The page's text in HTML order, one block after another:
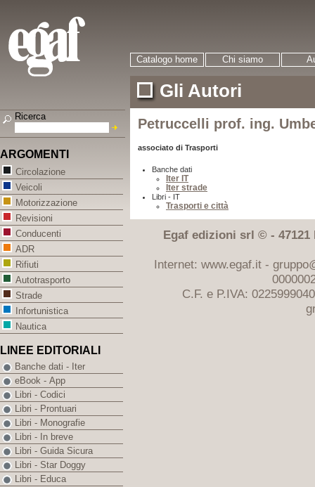
Catalogo home Chi siamo
Gli Autori
Petruccelli prof. ing.
associato di Trasporti
Banche dati
Iter IT
Iter strade
Libri - IT
Trasporti e città
Egaf edizioni srl © - 47121
Internet: www.egaf.it -
C.F. e P.IVA:
Ricerca
ARGOMENTI
Circolazione
Veicoli
Motorizzazione
Revisioni
Conducenti
ADR
Rifiuti
Autotrasporto
Strade
Infortunistica
Nautica
LINEE EDITORIALI
Banche dati - Iter
eBook - App
Libri - Codici
Libri - Prontuari
Libri - Monografie
Libri - In breve
Libri - Guida Sicura
Libri - Star Doggy
Libri - Educa